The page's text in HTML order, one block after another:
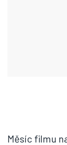
Měsíc filmu